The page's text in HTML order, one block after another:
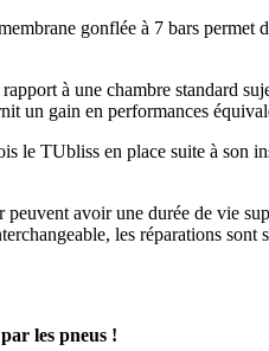
gonflée à 7 bars permet
à une chambre standard
un gain en performances
le TUbliss en place suite à son
avoir une durée de vie
les réparations sont
les pneus !